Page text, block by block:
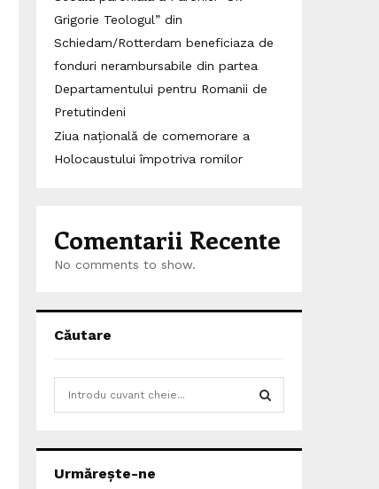
Grigorie Teologul” din
Schiedam/Rotterdam beneficiaza de
fonduri nerambursabile din partea
Departamentului pentru Romanii de
Pretutindeni
Ziua națională de comemorare a
Holocaustului împotriva romilor
Comentarii Recente
No comments to show.
Căutare
h
Urmărește-ne